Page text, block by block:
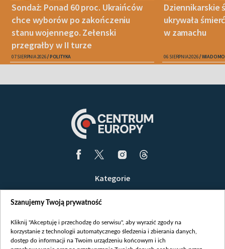
Sondaż: Ponad 60 proc. Ukraińców
chce wyborów po zakończeniu
stanu wojennego. Zełenski
przegrałby w II turze
07 SIERPNIA 2026 POLITYKA
Dziennikarskie
ukrywała
w zamachu
06 SIERPNIA 2026
Kategorie
Opinie
Białoruś / Polska
Szanujemy Twoją prywatność
Kliknij "Akceptuję i przechodzę do serwisu", aby wyrazić zgody na
korzystanie z technologii automatycznego śledzenia i zbierania danych,
dostęp do informacji na Twoim urządzeniu końcowym i ich